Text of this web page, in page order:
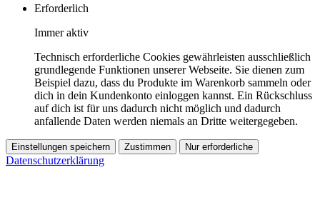
Erforderlich
Immer aktiv
Technisch erforderliche Cookies gewährleisten ausschließlich
grundlegende Funktionen unserer Webseite. Sie dienen zum
Beispiel dazu, dass du Produkte im Warenkorb sammeln oder
dich in dein Kundenkonto einloggen kannst. Ein Rückschluss
auf dich ist für uns dadurch nicht möglich und dadurch
anfallende Daten werden niemals an Dritte weitergegeben.
Einstellungen speichern Zustimmen Nur erforderliche
Datenschutzerklärung